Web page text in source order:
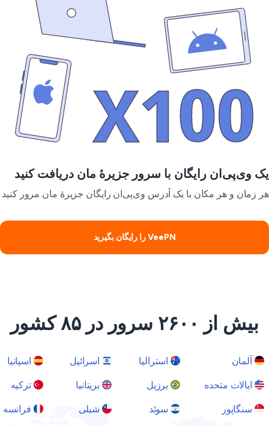
وی‌پی‌ان رایگان با سرور جزیرهٔ مان دریافت کنید
زمان و هر مکان با یک آدرس وی‌پی‌ان رایگان جزیرهٔ مان مرور کنید
VeePN را رایگان بگیرید
بیش از ۲۶۰۰ سرور در ۸۵ کشور
آلمان استرالیا اسرائیل اسپانیا
ایالات متحده برزیل بریتانیا ترکیه
سنگاپور سوئد شیلی فرانسه